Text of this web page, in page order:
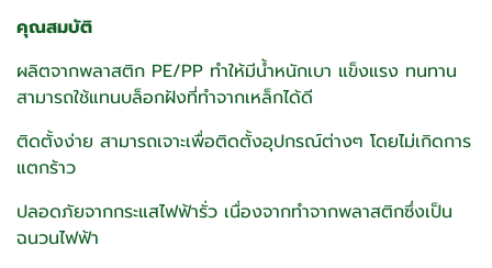
คุณสมบัติ
ผลิตจากพลาสติก PE/PP ทำให้มีน้ำหนักเบา แข็งแรง ทนทาน
สามารถใช้แทนบล็อกฝังที่ทำจากเหล็กได้ดี
ติดตั้งง่าย สามารถเจาะเพื่อติดตั้งอุปกรณ์ต่างๆ โดยไม่เกิดการ
แตกร้าว
ปลอดภัยจากกระแสไฟฟ้ารั่ว เนื่องจากทำจากพลาสติกซึ่งเป็น
ฉนวนไฟฟ้า